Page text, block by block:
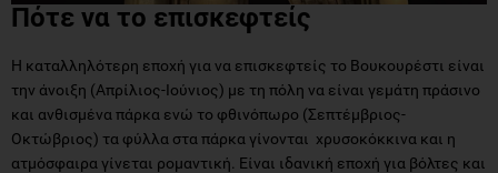
Πότε να το επισκεφτείς
Η καταλληλότερη εποχή για να επισκεφτείς το Βουκουρέστι είναι
την άνοιξη (Απρίλιος-Ιούνιος) με τη πόλη να είναι γεμάτη πράσινο
και ανθισμένα πάρκα ενώ το φθινόπωρο (Σεπτέμβριος-
Οκτώβριος) τα φύλλα στα πάρκα γίνονται χρυσοκόκκινα και η
ατμόσφαιρα γίνεται ρομαντική. Είναι ιδανική εποχή για βόλτες και